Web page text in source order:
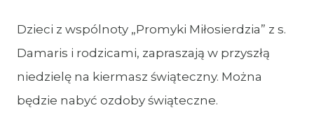
Dzieci z wspólnoty „Promyki Miłosierdzia” z s.
Damaris i rodzicami, zapraszają w przyszłą
niedzielę na kiermasz świąteczny. Można
będzie nabyć ozdoby świąteczne.